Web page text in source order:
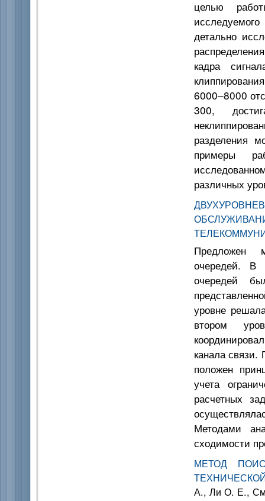
целью
детально
кадра
6000–8000
300,
разделения
примеры
различных
Предложен
очередей. В
очередей
уровне
втором
канала связи.
положен
учета
расчетных
Методами
сходимости
МЕТОД
А., Ли О. Е.,